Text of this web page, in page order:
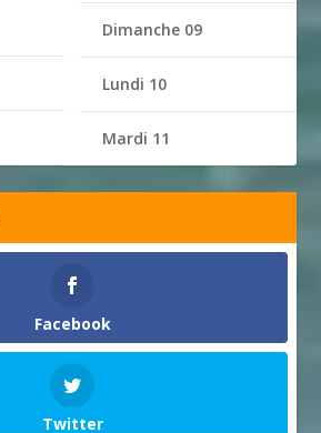
Dimanche 09
Lundi 10
Mardi 11
Facebook
Twitter